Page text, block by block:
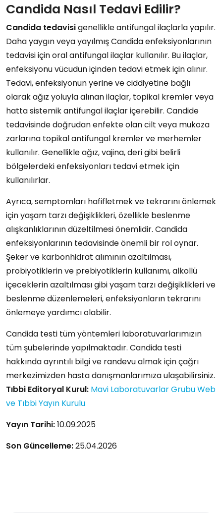
Candida Nasıl Tedavi Edilir?
Candida tedavisigenellikle antifungal ilaçlarla yapılır.
Daha yaygın veya yayılmış Candida enfeksiyonlarının
tedavisi için oral antifungal ilaçlar kullanılır. Bu ilaçlar,
enfeksiyonu vücudun içinden tedavi etmek için alınır.
Tedavi, enfeksiyonun yerine ve ciddiyetine bağlı
olarak ağız yoluyla alınan ilaçlar, topikal kremler veya
hatta sistemik antifungal ilaçlar içerebilir. Candide
tedavisinde doğrudan enfekte olan cilt veya mukoza
zarlarına topikal antifungal kremler ve merhemler
kullanılır. Genellikle ağız, vajina, deri gibi belirli
bölgelerdeki enfeksiyonları tedavi etmek için
kullanılırlar.
Ayrıca, semptomları hafifletmek ve tekrarını önlemek
için yaşam tarzı değişiklikleri, özellikle beslenme
alışkanlıklarının düzeltilmesi önemlidir. Candida
enfeksiyonlarının tedavisinde önemli bir rol oynar.
Şeker ve karbonhidrat alımının azaltılması,
probiyotiklerin ve prebiyotiklerin kullanımı, alkollü
içeceklerin azaltılması gibi yaşam tarzı değişiklikleri ve
beslenme düzenlemeleri, enfeksiyonların tekrarını
önlemeye yardımcı olabilir.
Candida testi tüm yöntemleri laboratuvarlarımızın
tüm şubelerinde yapılmaktadır. Candida testi
hakkında ayrıntılı bilgi ve randevu almak için çağrı
merkezimizden hasta danışmanlarımıza ulaşabilirsiniz.
Tıbbi Editoryal Kurul: Mavi Laboratuvarlar Grubu Web
ve Tıbbi Yayın Kurulu
Yayın Tarihi:10.09.2025
Son Güncelleme:25.04.2026